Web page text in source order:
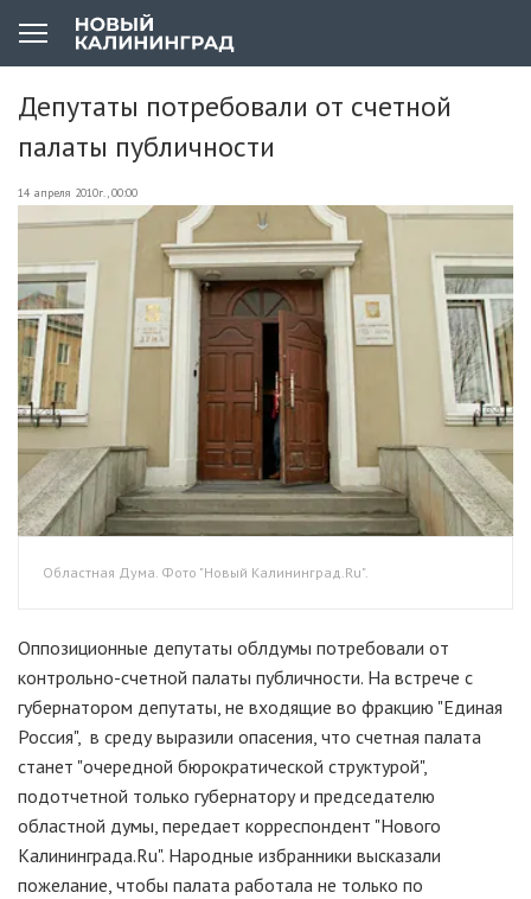
Депутаты потребовали от счетной
палаты публичности
14 апреля 2010г., 00:00
Областная Дума. Фото "Новый Калининград.Ru".
Оппозиционные депутаты облдумы потребовали от
контрольно-счетной палаты публичности. На встрече с
губернатором депутаты, не входящие во фракцию "Единая
Россия", в среду выразили опасения, что счетная палата
станет "очередной бюрократической структурой",
подотчетной только губернатору и председателю
областной думы, передает корреспондент "Нового
Калининграда.Ru". Народные избранники высказали
пожелание, чтобы палата работала не только по